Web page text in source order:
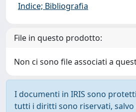
Indice; Bibliografia
File in questo prodotto:
Non ci sono file associati a
I documenti in IRIS sono
tutti i diritti sono riservati, salvo